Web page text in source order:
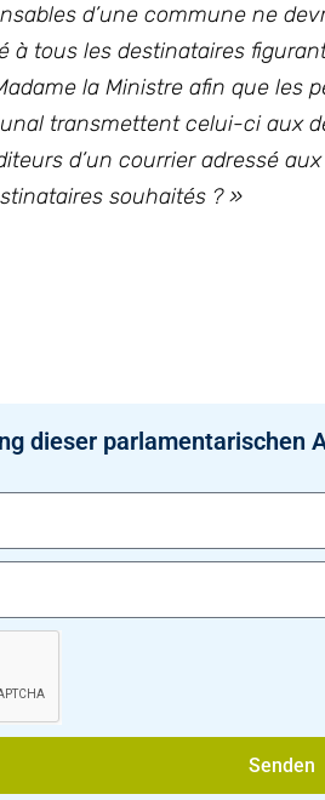
d’une commune ne
à tous les destinataires
la Ministre afin que
transmettent celui-ci aux
d’un courrier adressé
souhaités ? »
dieser parlamentarischen
Senden